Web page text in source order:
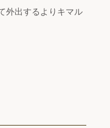
外出するよりキマル